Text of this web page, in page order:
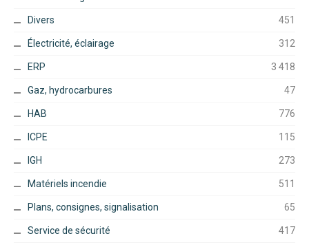
Divers 451
Électricité, éclairage 312
ERP 3 418
Gaz, hydrocarbures 47
HAB 776
ICPE 115
IGH 273
Matériels incendie 511
Plans, consignes, signalisation 65
Service de sécurité 417